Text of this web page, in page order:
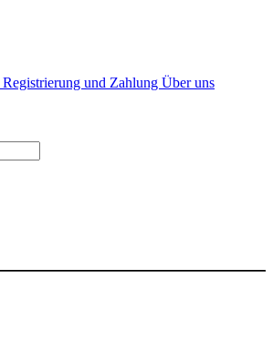
Registrierung und Zahlung Über uns